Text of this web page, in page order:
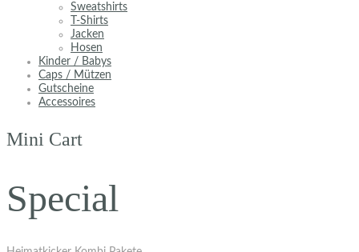
Sweatshirts
T-Shirts
Jacken
Hosen
Kinder / Babys
Caps / Mützen
Gutscheine
Accessoires
Mini Cart
Special